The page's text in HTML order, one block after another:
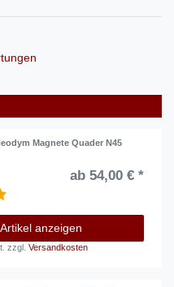
Magnete Quader N45
ab 54,00 € *
Artikel anzeigen
zzgl.Versandkosten